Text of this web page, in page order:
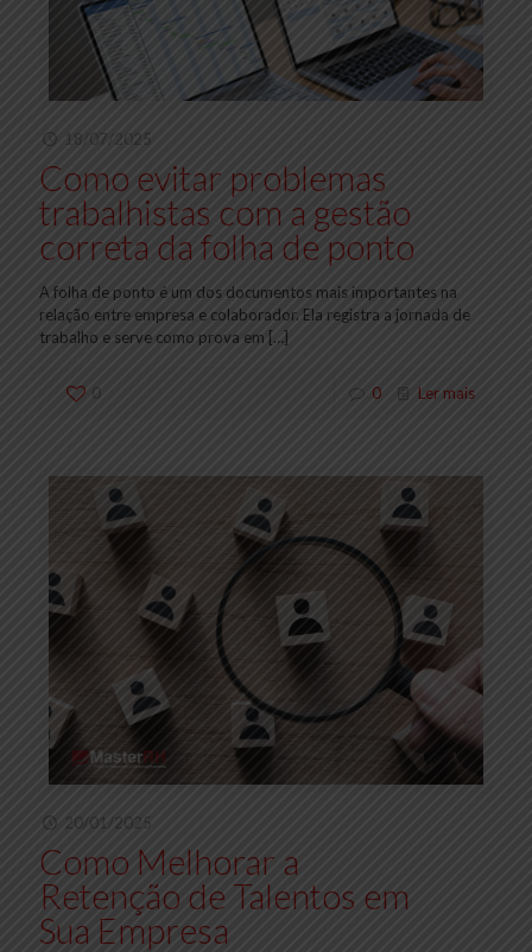
18/07/2025
Como evitar problemas
trabalhistas com a gestão
correta da folha de ponto
A folha de ponto é um dos documentos mais importantes na
relação entre empresa e colaborador. Ela registra a jornada de
trabalho e serve como prova em […]
0 0 Ler mais
20/01/2025
Como Melhorar a
Retenção de Talentos em
Sua Empresa